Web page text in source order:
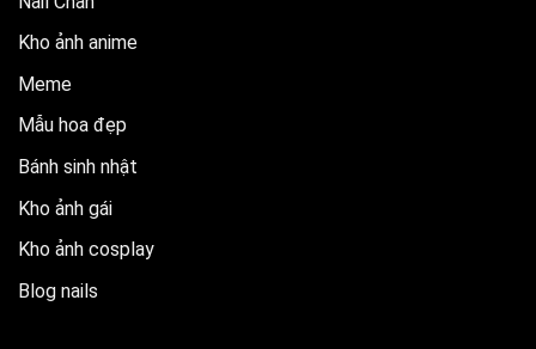
Kho ảnh anime
Meme
Mẫu hoa đẹp
Bánh sinh nhật
Kho ảnh gái
Kho ảnh cosplay
Blog nails